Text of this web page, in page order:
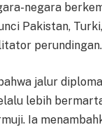
negara
Pakistan,
perundingan.
jalur
lebih
Ia